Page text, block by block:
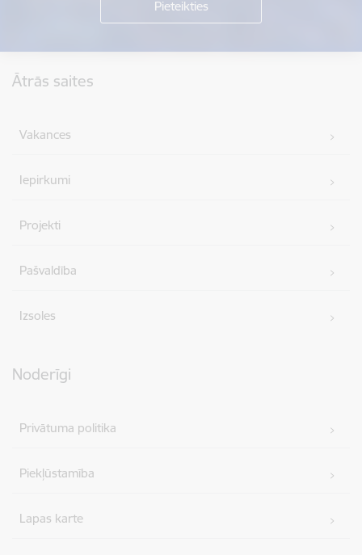
Ātrās saites
Vakances
Iepirkumi
Projekti
Pašvaldība
Izsoles
Noderīgi
Privātuma politika
Piekļūstamība
Lapas karte